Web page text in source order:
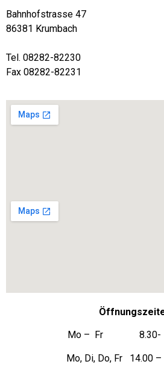
Bahnhofstrasse 47
86381 Krumbach
Tel. 08282-82230
Fax 08282-82231
Mo – Fr 8.30-
Mo, Di, Do, Fr 14.00 –